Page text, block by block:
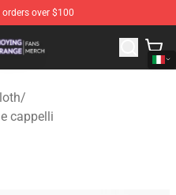
over $100
- Official The Annoying
/
cappelli